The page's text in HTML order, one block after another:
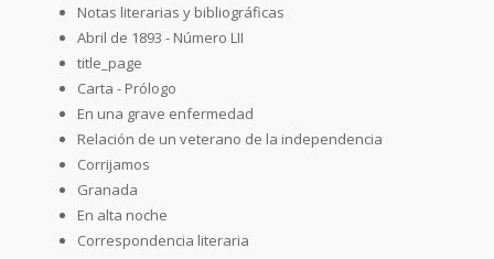
Notas literarias y bibliográficas
Abril de 1893 - Número LII
title_page
Carta - Prólogo
En una grave enfermedad
Relación de un veterano de la independencia
Corrijamos
Granada
En alta noche
Correspondencia literaria